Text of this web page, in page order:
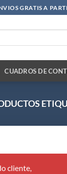
GRATIS A
CUADROS DE
cliente,